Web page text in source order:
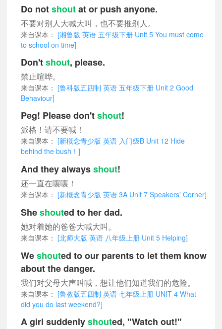
Do notshoutat or push anyone.
不要对别人大喊大叫，也不要推别人。
来自课本： [湘鲁版 英语 五年级下册 Unit 5 You must come
to school on time]
Don'tshout, please.
禁止喧哗。
来自课本： [鲁科版五四制 英语 五年级下册 Unit 2 Good
Behaviour]
Peg! Please don'tshout!
派格！请不要喊！
来自课本： [新概念青少版 英语 入门级B Unit 12 Hide
behind the bush！]
And they alwaysshout!
还一直在嚷嚷！
来自课本： [新概念青少版 英语 3A Unit 7 Speakers' Corner]
Sheshouted to her dad.
她对着她的爸爸大喊大叫。
来自课本： [北师大版 英语 八年级上册 Unit 5 Helping]
Weshouted to our parents to let them know
about the danger.
我们对父母大声叫喊，想让他们知道我们的危险。
来自课本： [鲁教版五四制 英语 七年级上册 UNIT 4 What
did you do last weekend?]
A girl suddenlyshouted, "Watch out!"